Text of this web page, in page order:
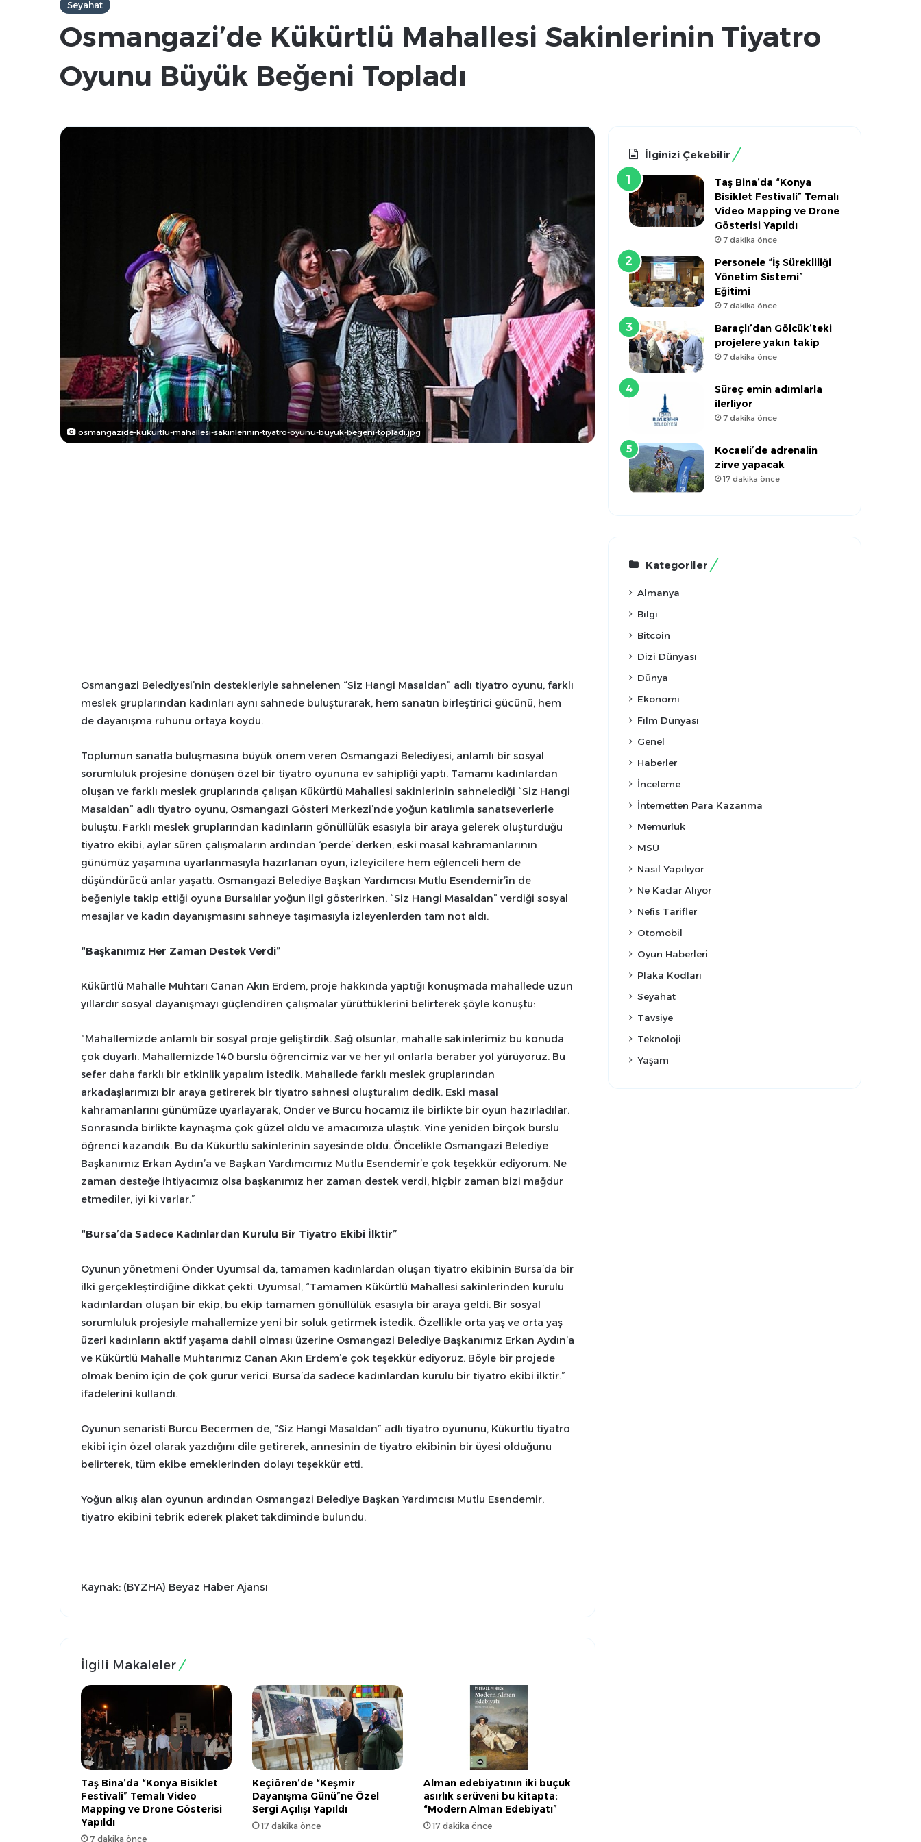
Seyahat
Osmangazi’de Kükürtlü Mahallesi Sakinlerinin Tiyatro
Oyunu Büyük Beğeni Topladı
osmangazide-kukurtlu-mahallesi-sakinlerinin-tiyatro-oyunu-buyuk-begeni-topladi.jpg
Osmangazi Belediyesi’nin destekleriyle sahnelenen “Siz Hangi Masaldan” adlı tiyatro oyunu, farklı
meslek gruplarından kadınları aynı sahnede buluşturarak, hem sanatın birleştirici gücünü, hem
de dayanışma ruhunu ortaya koydu.
Toplumun sanatla buluşmasına büyük önem veren Osmangazi Belediyesi, anlamlı bir sosyal
sorumluluk projesine dönüşen özel bir tiyatro oyununa ev sahipliği yaptı. Tamamı kadınlardan
oluşan ve farklı meslek gruplarında çalışan Kükürtlü Mahallesi sakinlerinin sahnelediği “Siz Hangi
Masaldan” adlı tiyatro oyunu, Osmangazi Gösteri Merkezi’nde yoğun katılımla sanatseverlerle
buluştu. Farklı meslek gruplarından kadınların gönüllülük esasıyla bir araya gelerek oluşturduğu
tiyatro ekibi, aylar süren çalışmaların ardından ‘perde’ derken, eski masal kahramanlarının
günümüz yaşamına uyarlanmasıyla hazırlanan oyun, izleyicilere hem eğlenceli hem de
düşündürücü anlar yaşattı. Osmangazi Belediye Başkan Yardımcısı Mutlu Esendemir’in de
beğeniyle takip ettiği oyuna Bursalılar yoğun ilgi gösterirken, “Siz Hangi Masaldan” verdiği sosyal
mesajlar ve kadın dayanışmasını sahneye taşımasıyla izleyenlerden tam not aldı.
“Başkanımız Her Zaman Destek Verdi”
Kükürtlü Mahalle Muhtarı Canan Akın Erdem, proje hakkında yaptığı konuşmada mahallede uzun
yıllardır sosyal dayanışmayı güçlendiren çalışmalar yürüttüklerini belirterek şöyle konuştu:
“Mahallemizde anlamlı bir sosyal proje geliştirdik. Sağ olsunlar, mahalle sakinlerimiz bu konuda
çok duyarlı. Mahallemizde 140 burslu öğrencimiz var ve her yıl onlarla beraber yol yürüyoruz. Bu
sefer daha farklı bir etkinlik yapalım istedik. Mahallede farklı meslek gruplarından
arkadaşlarımızı bir araya getirerek bir tiyatro sahnesi oluşturalım dedik. Eski masal
kahramanlarını günümüze uyarlayarak, Önder ve Burcu hocamız ile birlikte bir oyun hazırladılar.
Sonrasında birlikte kaynaşma çok güzel oldu ve amacımıza ulaştık. Yine yeniden birçok burslu
öğrenci kazandık. Bu da Kükürtlü sakinlerinin sayesinde oldu. Öncelikle Osmangazi Belediye
Başkanımız Erkan Aydın’a ve Başkan Yardımcımız Mutlu Esendemir’e çok teşekkür ediyorum. Ne
zaman desteğe ihtiyacımız olsa başkanımız her zaman destek verdi, hiçbir zaman bizi mağdur
etmediler, iyi ki varlar.”
“Bursa’da Sadece Kadınlardan Kurulu Bir Tiyatro Ekibi İlktir”
Oyunun yönetmeni Önder Uyumsal da, tamamen kadınlardan oluşan tiyatro ekibinin Bursa’da bir
ilki gerçekleştirdiğine dikkat çekti. Uyumsal, “Tamamen Kükürtlü Mahallesi sakinlerinden kurulu
kadınlardan oluşan bir ekip, bu ekip tamamen gönüllülük esasıyla bir araya geldi. Bir sosyal
sorumluluk projesiyle mahallemize yeni bir soluk getirmek istedik. Özellikle orta yaş ve orta yaş
üzeri kadınların aktif yaşama dahil olması üzerine Osmangazi Belediye Başkanımız Erkan Aydın’a
ve Kükürtlü Mahalle Muhtarımız Canan Akın Erdem’e çok teşekkür ediyoruz. Böyle bir projede
olmak benim için de çok gurur verici. Bursa’da sadece kadınlardan kurulu bir tiyatro ekibi ilktir.”
ifadelerini kullandı.
Oyunun senaristi Burcu Becermen de, “Siz Hangi Masaldan” adlı tiyatro oyununu, Kükürtlü tiyatro
ekibi için özel olarak yazdığını dile getirerek, annesinin de tiyatro ekibinin bir üyesi olduğunu
belirterek, tüm ekibe emeklerinden dolayı teşekkür etti.
Yoğun alkış alan oyunun ardından Osmangazi Belediye Başkan Yardımcısı Mutlu Esendemir,
tiyatro ekibini tebrik ederek plaket takdiminde bulundu.
Kaynak: (BYZHA) Beyaz Haber Ajansı
İlgili Makaleler
Taş Bina’da “Konya Bisiklet
Festivali” Temalı Video
Mapping ve Drone Gösterisi
Yapıldı
7 dakika önce
Keçiören’de “Keşmir
Dayanışma Günü”ne Özel
Sergi Açılışı Yapıldı
17 dakika önce
Alman edebiyatının iki buçuk
asırlık serüveni bu kitapta:
“Modern Alman Edebiyatı”
17 dakika önce
İlginizi Çekebilir
Taş Bina’da “Konya
Bisiklet Festivali” Temalı
Video Mapping ve Drone
Gösterisi Yapıldı
7 dakika önce
Personele “İş Sürekliliği
Yönetim Sistemi”
Eğitimi
7 dakika önce
Baraçlı’dan Gölcük’teki
projelere yakın takip
7 dakika önce
Süreç emin adımlarla
ilerliyor
7 dakika önce
Kocaeli’de adrenalin
zirve yapacak
17 dakika önce
Kategoriler
Almanya
Bilgi
Bitcoin
Dizi Dünyası
Dünya
Ekonomi
Film Dünyası
Genel
Haberler
İnceleme
İnternetten Para Kazanma
Memurluk
MSÜ
Nasıl Yapılıyor
Ne Kadar Alıyor
Nefis Tarifler
Otomobil
Oyun Haberleri
Plaka Kodları
Seyahat
Tavsiye
Teknoloji
Yaşam